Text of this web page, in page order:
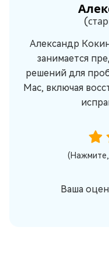
Александр
занимается
решений для
Mac, включая
Ваша